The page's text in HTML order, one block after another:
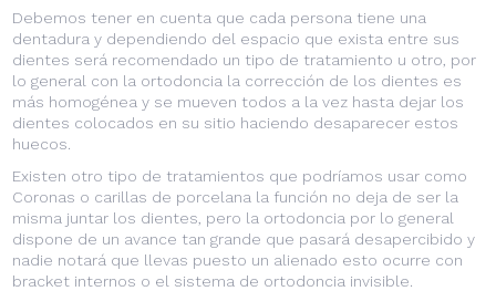
Debemos tener en cuenta que cada persona tiene una
dentadura y dependiendo del espacio que exista entre sus
dientes será recomendado un tipo de tratamiento u otro, por
lo general con la ortodoncia la corrección de los dientes es
más homogénea y se mueven todos a la vez hasta dejar los
dientes colocados en su sitio haciendo desaparecer estos
huecos.
Existen otro tipo de tratamientos que podríamos usar como
Coronas o carillas de porcelana la función no deja de ser la
misma juntar los dientes, pero la ortodoncia por lo general
dispone de un avance tan grande que pasará desapercibido y
nadie notará que llevas puesto un alienado esto ocurre con
bracket internos o el sistema de ortodoncia invisible.